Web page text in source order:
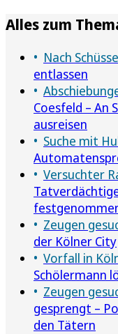
Alles zum
Nach
entlassen
Coesfeld – An
ausreisen
Suche mit
Versuchter
Zeugen
der Kölner City
Vorfall in
Schölermann
Zeugen
gesprengt –
den Tätern